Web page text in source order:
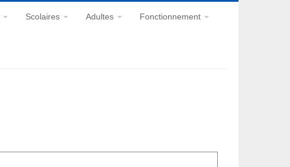
Scolaires Adultes Fonctionnement